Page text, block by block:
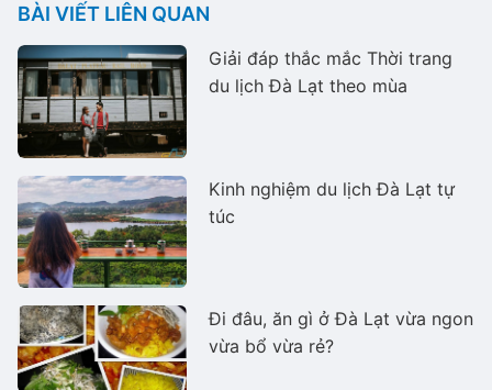
BÀI VIẾT LIÊN QUAN
Giải đáp thắc mắc Thời trang
du lịch Đà Lạt theo mùa
Kinh nghiệm du lịch Đà Lạt tự
túc
Đi đâu, ăn gì ở Đà Lạt vừa ngon
vừa bổ vừa rẻ?